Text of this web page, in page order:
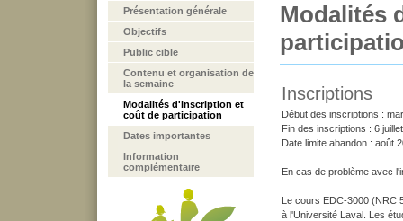
Présentation générale
Objectifs
Public cible
Contenu et organisation de
la semaine
Modalités d'inscription et
coût de participation
Dates importantes
Information
complémentaire
Modalités
Inscriptions
Début des inscriptions :
Fin des inscriptions : 6
Date limite abandon : août
En cas de problème avec
Le cours EDC-3000 (NRC
à l'Université Laval. Les